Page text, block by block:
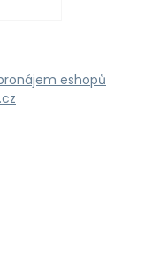
eshopů